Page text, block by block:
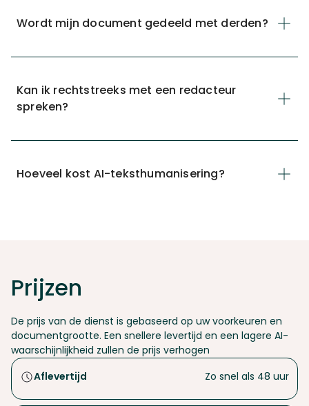
Wordt mijn document gedeeld met derden?
Kan ik rechtstreeks met een redacteur
spreken?
Hoeveel kost AI-teksthumanisering?
Prijzen
De prijs van de dienst is gebaseerd op uw voorkeuren en
documentgrootte. Een snellere levertijd en een lagere AI-
waarschijnlijkheid zullen de prijs verhogen
Aflevertijd
Zo snel als 48 uur